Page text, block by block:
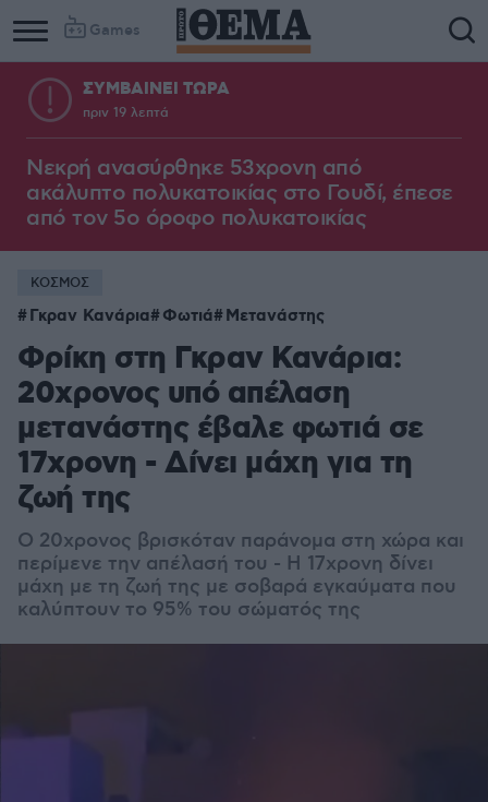
Games
ΣΥΜΒΑΙΝΕΙ ΤΩΡΑ
πριν 19 λεπτά
Νεκρή ανασύρθηκε 53χρονη από
ακάλυπτο πολυκατοικίας στο Γουδί, έπεσε
από τον 5ο όροφο πολυκατοικίας
ΚΟΣΜΟΣ
Γκραν Κανάρια Φωτιά Μετανάστης
Φρίκη στη Γκραν Κανάρια:
20χρονος υπό απέλαση
μετανάστης έβαλε φωτιά σε
17χρονη - Δίνει μάχη για τη
ζωή της
Ο 20χρονος βρισκόταν παράνομα στη χώρα και
περίμενε την απέλασή του - Η 17χρονη δίνει
μάχη με τη ζωή της με σοβαρά εγκαύματα που
καλύπτουν το 95% του σώματός της